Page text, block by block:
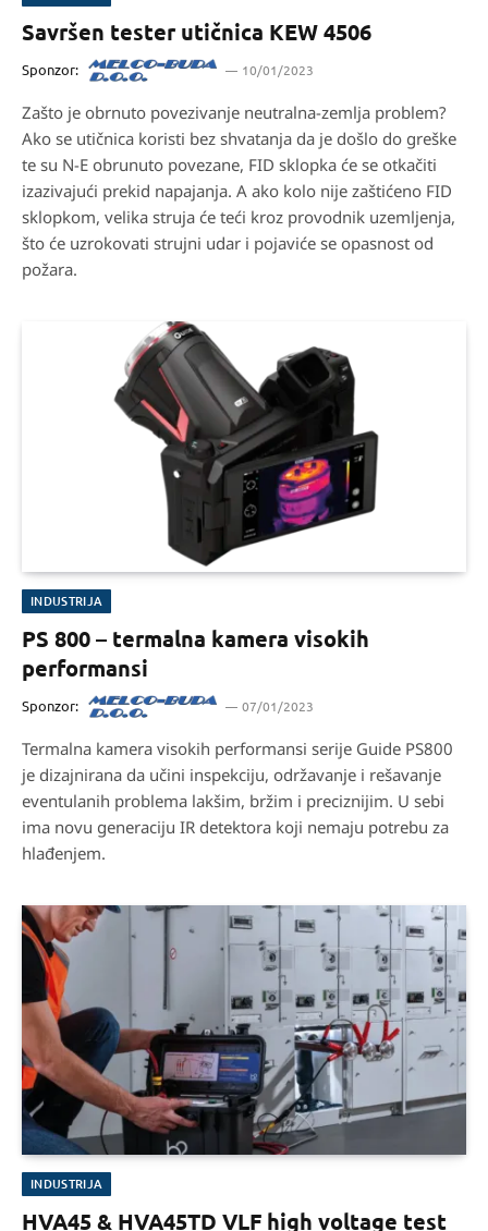
Savršen tester utičnica KEW 4506
Sponzor: 10/01/2023
Zašto je obrnuto povezivanje neutralna-zemlja problem?
Ako se utičnica koristi bez shvatanja da je došlo do greške
te su N-E obrunuto povezane, FID sklopka će se otkačiti
izazivajući prekid napajanja. A ako kolo nije zaštićeno FID
sklopkom, velika struja će teći kroz provodnik uzemljenja,
što će uzrokovati strujni udar i pojaviće se opasnost od
požara.
INDUSTRIJA
PS 800 – termalna kamera visokih
performansi
Sponzor: 07/01/2023
Termalna kamera visokih performansi serije Guide PS800
je dizajnirana da učini inspekciju, održavanje i rešavanje
eventulanih problema lakšim, bržim i preciznijim. U sebi
ima novu generaciju IR detektora koji nemaju potrebu za
hlađenjem.
INDUSTRIJA
HVA45 & HVA45TD VLF high voltage test